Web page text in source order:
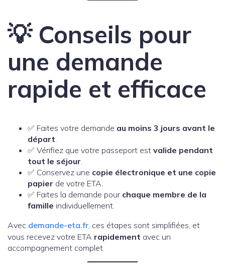
💡 Conseils pour
une demande
rapide et efficace
✅ Faites votre demande au moins 3 jours avant le
départ.
✅ Vérifiez que votre passeport est valide pendant
tout le séjour.
✅ Conservez une copie électronique et une copie
papier de votre ETA.
✅ Faites la demande pour chaque membre de la
famille individuellement.
Avec demande-eta.fr, ces étapes sont simplifiées, et
vous recevez votre ETA rapidement avec un
accompagnement complet.